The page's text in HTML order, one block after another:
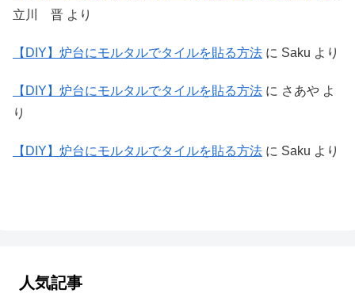
立川 晋 より
【DIY】炉台にモルタルでタイルを貼る方法 に Saku より
【DIY】炉台にモルタルでタイルを貼る方法 に さあや よ
り
【DIY】炉台にモルタルでタイルを貼る方法 に Saku より
人気記事